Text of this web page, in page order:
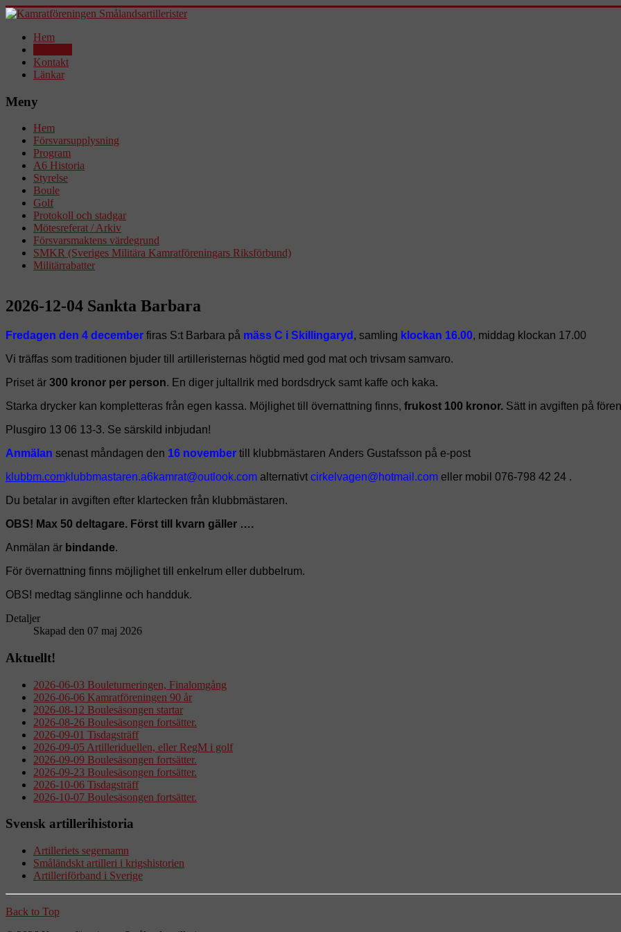
Hem
Kontakt
Länkar
Meny
Hem
Försvarsupplysning
Program
A6 Historia
Styrelse
Boule
Golf
Protokoll och stadgar
Mötesreferat / Arkiv
Försvarsmaktens värdegrund
SMKR (Sveriges Militära Kamratföreningars Riksförbund)
Militärrabatter
2026-12-04 Sankta Barbara
Fredagen den 4 december firas S:t Barbara på mäss C i Skillingaryd , samling klockan 16.00, middag klockan 17.00
Vi träffas som traditionen bjuder till artilleristernas högtid med god mat och trivsam samvaro.
Priset är 300 kronor per person. En diger jultallrik med bordsdryck samt kaffe och kaka.
Starka drycker kan kompletteras från egen kassa. Möjlighet till övernattning finns, frukost 100 kronor. Sätt in avgiften på
Plusgiro 13 06 13-3. Se särskild inbjudan!
Anmälan senast måndagen den 16 november till klubbmästaren Anders Gustafsson på e-post
alternativt
eller mobil 076-798 42 24 .
Du betalar in avgiften efter klartecken från klubbmästaren.
OBS! Max 50 deltagare. Först till kvarn gäller ….
Anmälan är bindande.
För övernattning finns möjlighet till enkelrum eller dubbelrum.
OBS! medtag sänglinne och handduk.
Detaljer
Skapad den 07 maj 2026
Aktuellt!
2026-06-03 Bouleturneringen, Finalomgång
2026-06-06 Kamratföreningen 90 år
2026-08-12 Boulesäsongen startar
2026-08-26 Boulesäsongen fortsätter.
2026-09-01 Tisdagsträff
2026-09-05 Artilleriduellen, eller RegM i golf
2026-09-09 Boulesäsongen fortsätter.
2026-09-23 Boulesäsongen fortsätter.
2026-10-06 Tisdagsträff
2026-10-07 Boulesäsongen fortsätter.
Svensk artillerihistoria
Artilleriets segernamn
Småländskt artilleri i krigshistorien
Artilleriförband i Sverige
Back to Top